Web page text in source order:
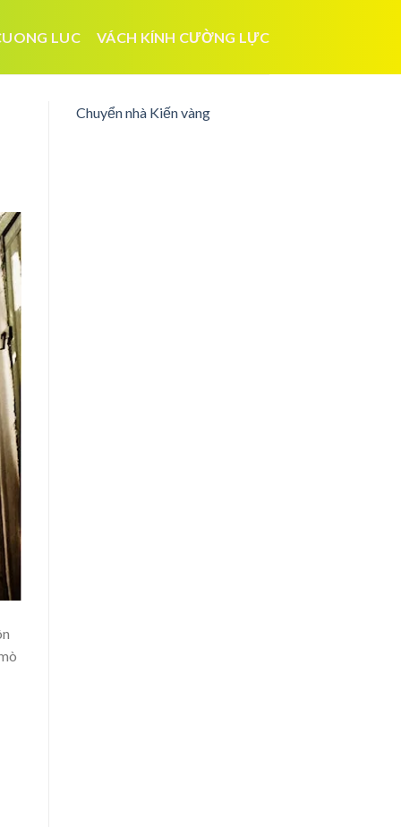
LUC VÁCH KÍNH CƯỜNG LỰC
Chuyển nhà Kiến vàng